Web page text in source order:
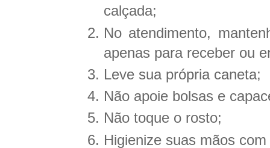
calçada;
No atendimento,
apenas para receber ou
Leve sua própria caneta;
Não apoie bolsas e
Não toque o rosto;
Higienize suas mãos